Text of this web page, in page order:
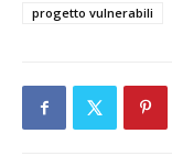
progetto vulnerabili